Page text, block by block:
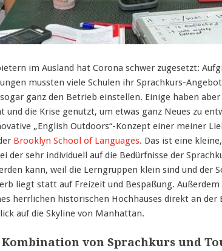
im Ausland hat Corona schwer zugesetzt:
mussten viele Schulen ihr Sprachkurs-
ganz den Betrieb einstellen. Einige haben
und die Krise genutzt, um etwas ganz Neues zu
„English Outdoors“-Konzept einer meiner
Brooklyn School of Languages. Das ist eine
der sehr individuell auf die Bedürfnisse der
kann, weil die Lerngruppen klein sind und der
liegt statt auf Freizeit und Bespaßung.
herrlichen historischen Hochhauses direkt an
auf die Skyline von Manhattan.
von Sprachkurs und